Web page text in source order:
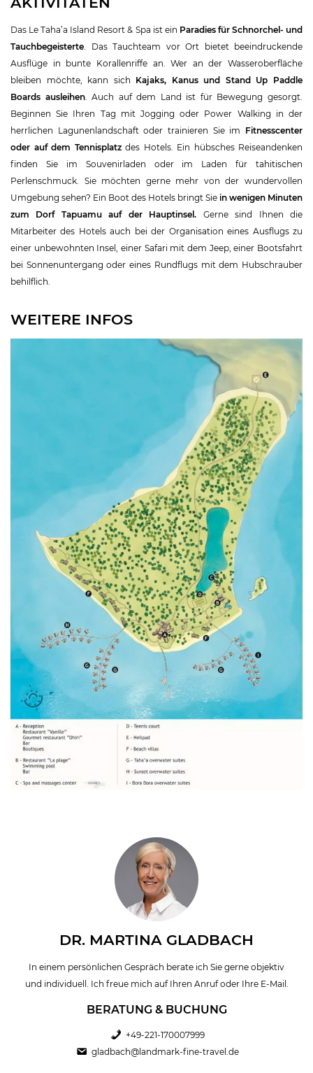
Das Le Taha’a Island Resort & Spa ist ein Paradies für Schnorchel- und
Tauchbegeisterte . Das Tauchteam vor Ort bietet beeindruckende
Ausflüge in bunte Korallenriffe an. Wer an der Wasseroberfläche
bleiben möchte, kann sich Kajaks, Kanus und Stand Up Paddle
Boards ausleihen. Auch auf dem Land ist für Bewegung gesorgt.
Beginnen Sie Ihren Tag mit Jogging oder Power Walking in der
herrlichen Lagunenlandschaft oder trainieren Sie im Fitnesscenter
oder auf dem Tennisplatzdes Hotels. Ein hübsches Reiseandenken
finden Sie im Souvenirladen oder im Laden für tahitischen
Perlenschmuck. Sie möchten gerne mehr von der wundervollen
Umgebung sehen? Ein Boot des Hotels bringt Sie in wenigen Minuten
zum Dorf Tapuamu auf der Hauptinsel. Gerne sind Ihnen die
Mitarbeiter des Hotels auch bei der Organisation eines Ausflugs zu
einer unbewohnten Insel, einer Safari mit dem Jeep, einer Bootsfahrt
bei Sonnenuntergang oder eines Rundflugs mit dem Hubschrauber
behilflich.
WEITERE INFOS
DR. MARTINA GLADBACH
In einem persönlichen Gespräch berate ich Sie gerne objektiv
und individuell. Ich freue mich auf Ihren Anruf oder Ihre E-Mail.
BERATUNG & BUCHUNG
+49-221-170007999
gladbach@landmark-fine-travel.de